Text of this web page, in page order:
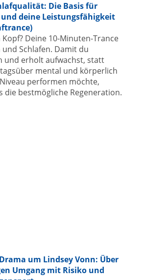
Die Basis für
deine Leistungsfähigkeit
Kopf? Deine 10-Minuten-Trance
und Schlafen. Damit du
und erholt aufwachst, statt
mental und körperlich
performen möchte,
die bestmögliche Regeneration.
um Lindsey Vonn: Über
Umgang mit Risiko und